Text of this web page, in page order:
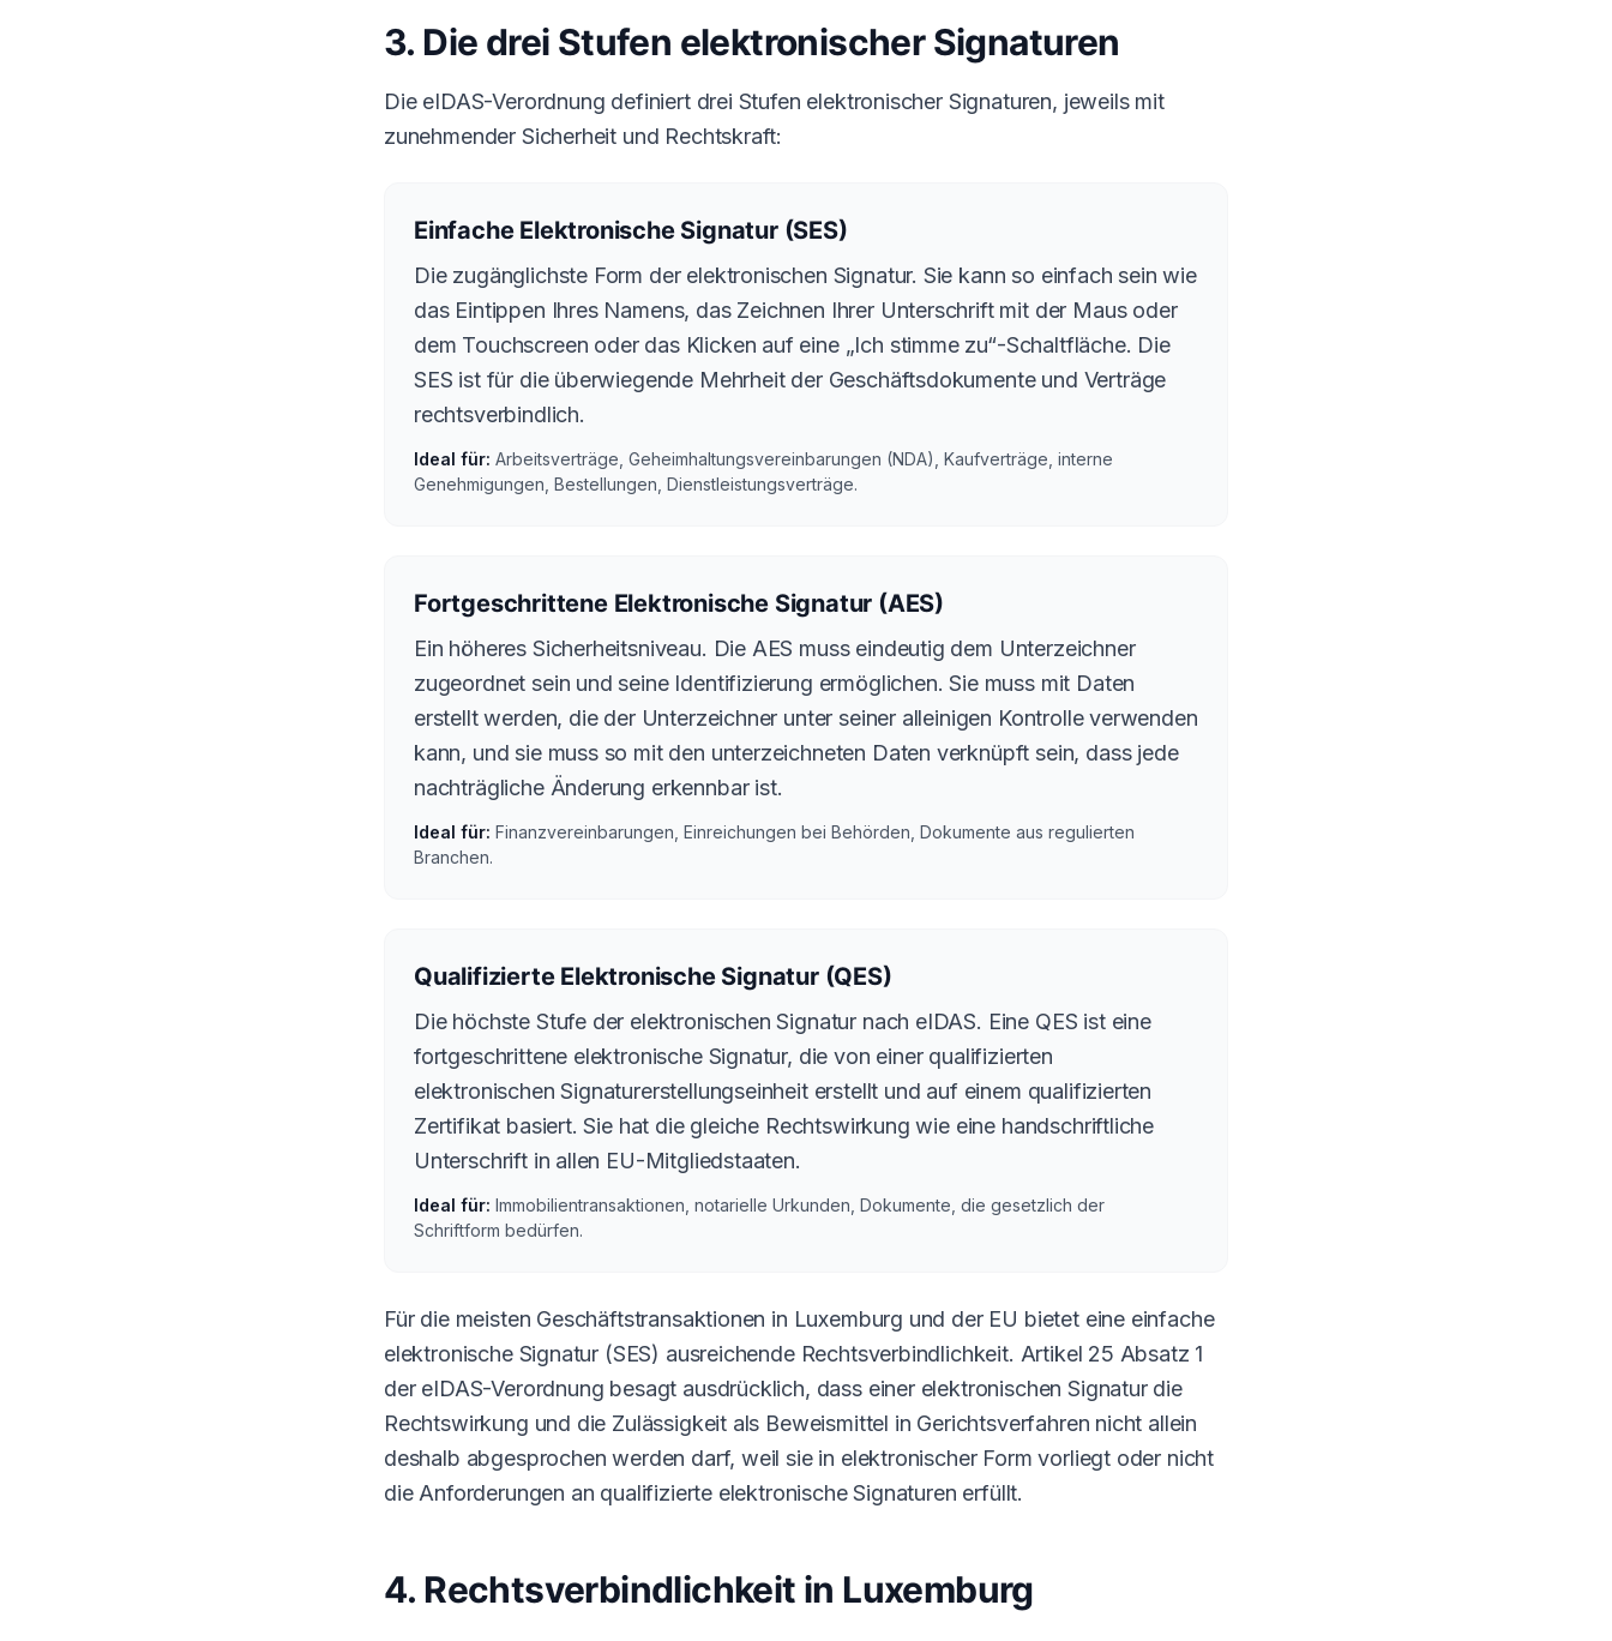
3. Die drei Stufen elektronischer Signaturen
Die eIDAS-Verordnung definiert drei Stufen elektronischer Signaturen, jeweils mit
zunehmender Sicherheit und Rechtskraft:
Einfache Elektronische Signatur (SES)
Die zugänglichste Form der elektronischen Signatur. Sie kann so einfach sein wie
das Eintippen Ihres Namens, das Zeichnen Ihrer Unterschrift mit der Maus oder
dem Touchscreen oder das Klicken auf eine „Ich stimme zu“-Schaltfläche. Die
SES ist für die überwiegende Mehrheit der Geschäftsdokumente und Verträge
rechtsverbindlich.
Ideal für: Arbeitsverträge, Geheimhaltungsvereinbarungen (NDA), Kaufverträge, interne
Genehmigungen, Bestellungen, Dienstleistungsverträge.
Fortgeschrittene Elektronische Signatur (AES)
Ein höheres Sicherheitsniveau. Die AES muss eindeutig dem Unterzeichner
zugeordnet sein und seine Identifizierung ermöglichen. Sie muss mit Daten
erstellt werden, die der Unterzeichner unter seiner alleinigen Kontrolle verwenden
kann, und sie muss so mit den unterzeichneten Daten verknüpft sein, dass jede
nachträgliche Änderung erkennbar ist.
Ideal für: Finanzvereinbarungen, Einreichungen bei Behörden, Dokumente aus regulierten
Branchen.
Qualifizierte Elektronische Signatur (QES)
Die höchste Stufe der elektronischen Signatur nach eIDAS. Eine QES ist eine
fortgeschrittene elektronische Signatur, die von einer qualifizierten
elektronischen Signaturerstellungseinheit erstellt und auf einem qualifizierten
Zertifikat basiert. Sie hat die gleiche Rechtswirkung wie eine handschriftliche
Unterschrift in allen EU-Mitgliedstaaten.
Ideal für: Immobilientransaktionen, notarielle Urkunden, Dokumente, die gesetzlich der
Schriftform bedürfen.
Für die meisten Geschäftstransaktionen in Luxemburg und der EU bietet eine einfache
elektronische Signatur (SES) ausreichende Rechtsverbindlichkeit. Artikel 25 Absatz 1
der eIDAS-Verordnung besagt ausdrücklich, dass einer elektronischen Signatur die
Rechtswirkung und die Zulässigkeit als Beweismittel in Gerichtsverfahren nicht allein
deshalb abgesprochen werden darf, weil sie in elektronischer Form vorliegt oder nicht
die Anforderungen an qualifizierte elektronische Signaturen erfüllt.
4. Rechtsverbindlichkeit in Luxemburg